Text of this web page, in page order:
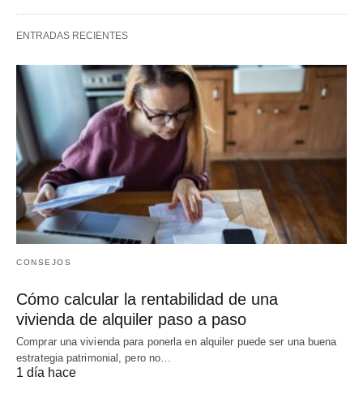
ENTRADAS RECIENTES
CONSEJOS
Cómo calcular la rentabilidad de una
vivienda de alquiler paso a paso
Comprar una vivienda para ponerla en alquiler puede ser una buena
estrategia patrimonial, pero no…
1 día hace